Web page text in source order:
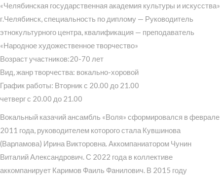
«Челябинская государственная академия культуры и искусства»
г.Челябинск, специальность по диплому — Руководитель
этнокультурного центра, квалификация — преподаватель
«Народное художественное творчество»
Возраст участников:20-70 лет
Вид, жанр творчества: вокально-хоровой
График работы: Вторник с 20.00 до 21.00
четверг с 20.00 до 21.00
Вокальный казачий ансамбль «Воля» сформировался в феврале
2011 года, руководителем которого стала Кувшинова
(Варламова) Ирина Викторовна. Аккомпаниатором Чунин
Виталий Александрович. С 2022 года в коллективе
аккомпанирует Каримов Фаиль Фанилович. В 2015 году